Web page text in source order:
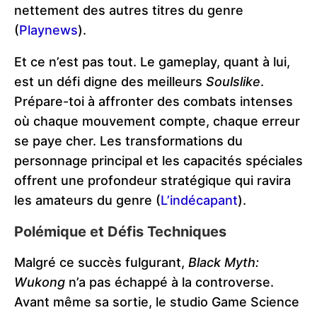
nettement des autres titres du genre​
(Playnews).
Et ce n’est pas tout. Le gameplay, quant à lui,
est un défi digne des meilleurs Soulslike.
Prépare-toi à affronter des combats intenses
où chaque mouvement compte, chaque erreur
se paye cher. Les transformations du
personnage principal et les capacités spéciales
offrent une profondeur stratégique qui ravira
les amateurs du genre​ (L’indécapant).
Polémique et Défis Techniques
Malgré ce succès fulgurant, Black Myth:
Wukong n’a pas échappé à la controverse.
Avant même sa sortie, le studio Game Science